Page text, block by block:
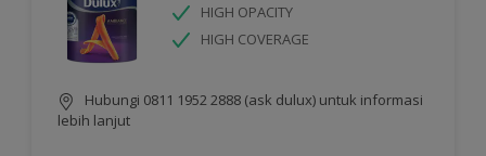
HIGH OPACITY
HIGH COVERAGE
Hubungi 0811 1952 2888 (ask dulux) untuk informasi
lebih lanjut